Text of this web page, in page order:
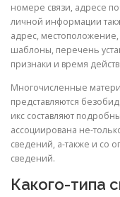
номере связи, адресе
личной информации
адрес,
шаблоны, перечень
признаки и время
Многочисленные
представляются
икс составляют
ассоциирована не-
сведений, а-также и со
сведений.
Какого-типа